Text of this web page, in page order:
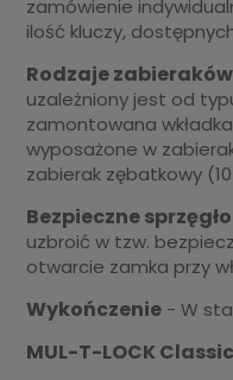
zamówienie
ilość kluczy,
Rodzaje zabieraków
uzależniony jest od
zamontowana
wyposażone w
zabierak zębatkowy
Bezpieczne sprzęgło
uzbroić w tzw.
otwarcie zamka przy
Wykończenie - W
MUL-T-LOCK Classic